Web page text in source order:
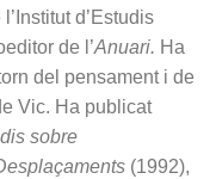
d’Estudis
de l’Anuari. Ha
del pensament i de
Vic. Ha publicat
sobre
(1992),